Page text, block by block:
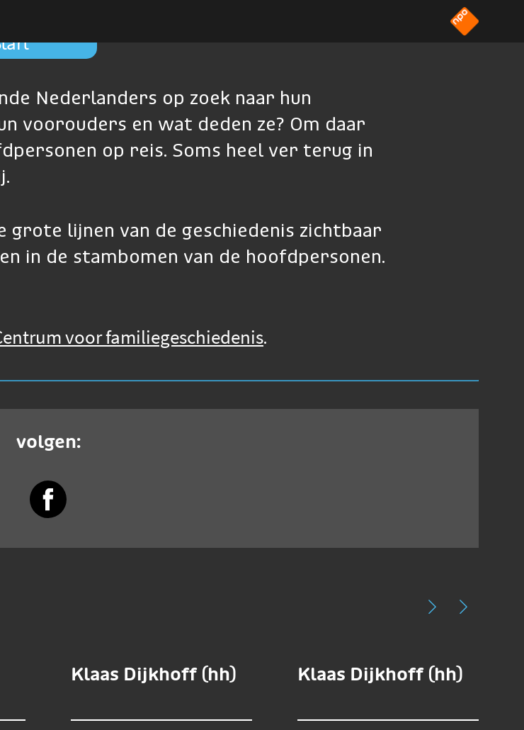
Nederlanders op zoek naar hun
voorouders en wat deden ze? Om daar
op reis. Soms heel ver terug in
grote lijnen van de geschiedenis zichtbaar
in de stambomen van de hoofdpersonen.
voor familiegeschiedenis.
volgen:
Klaas Dijkhoff (hh) Klaas Dijkhoff (hh)